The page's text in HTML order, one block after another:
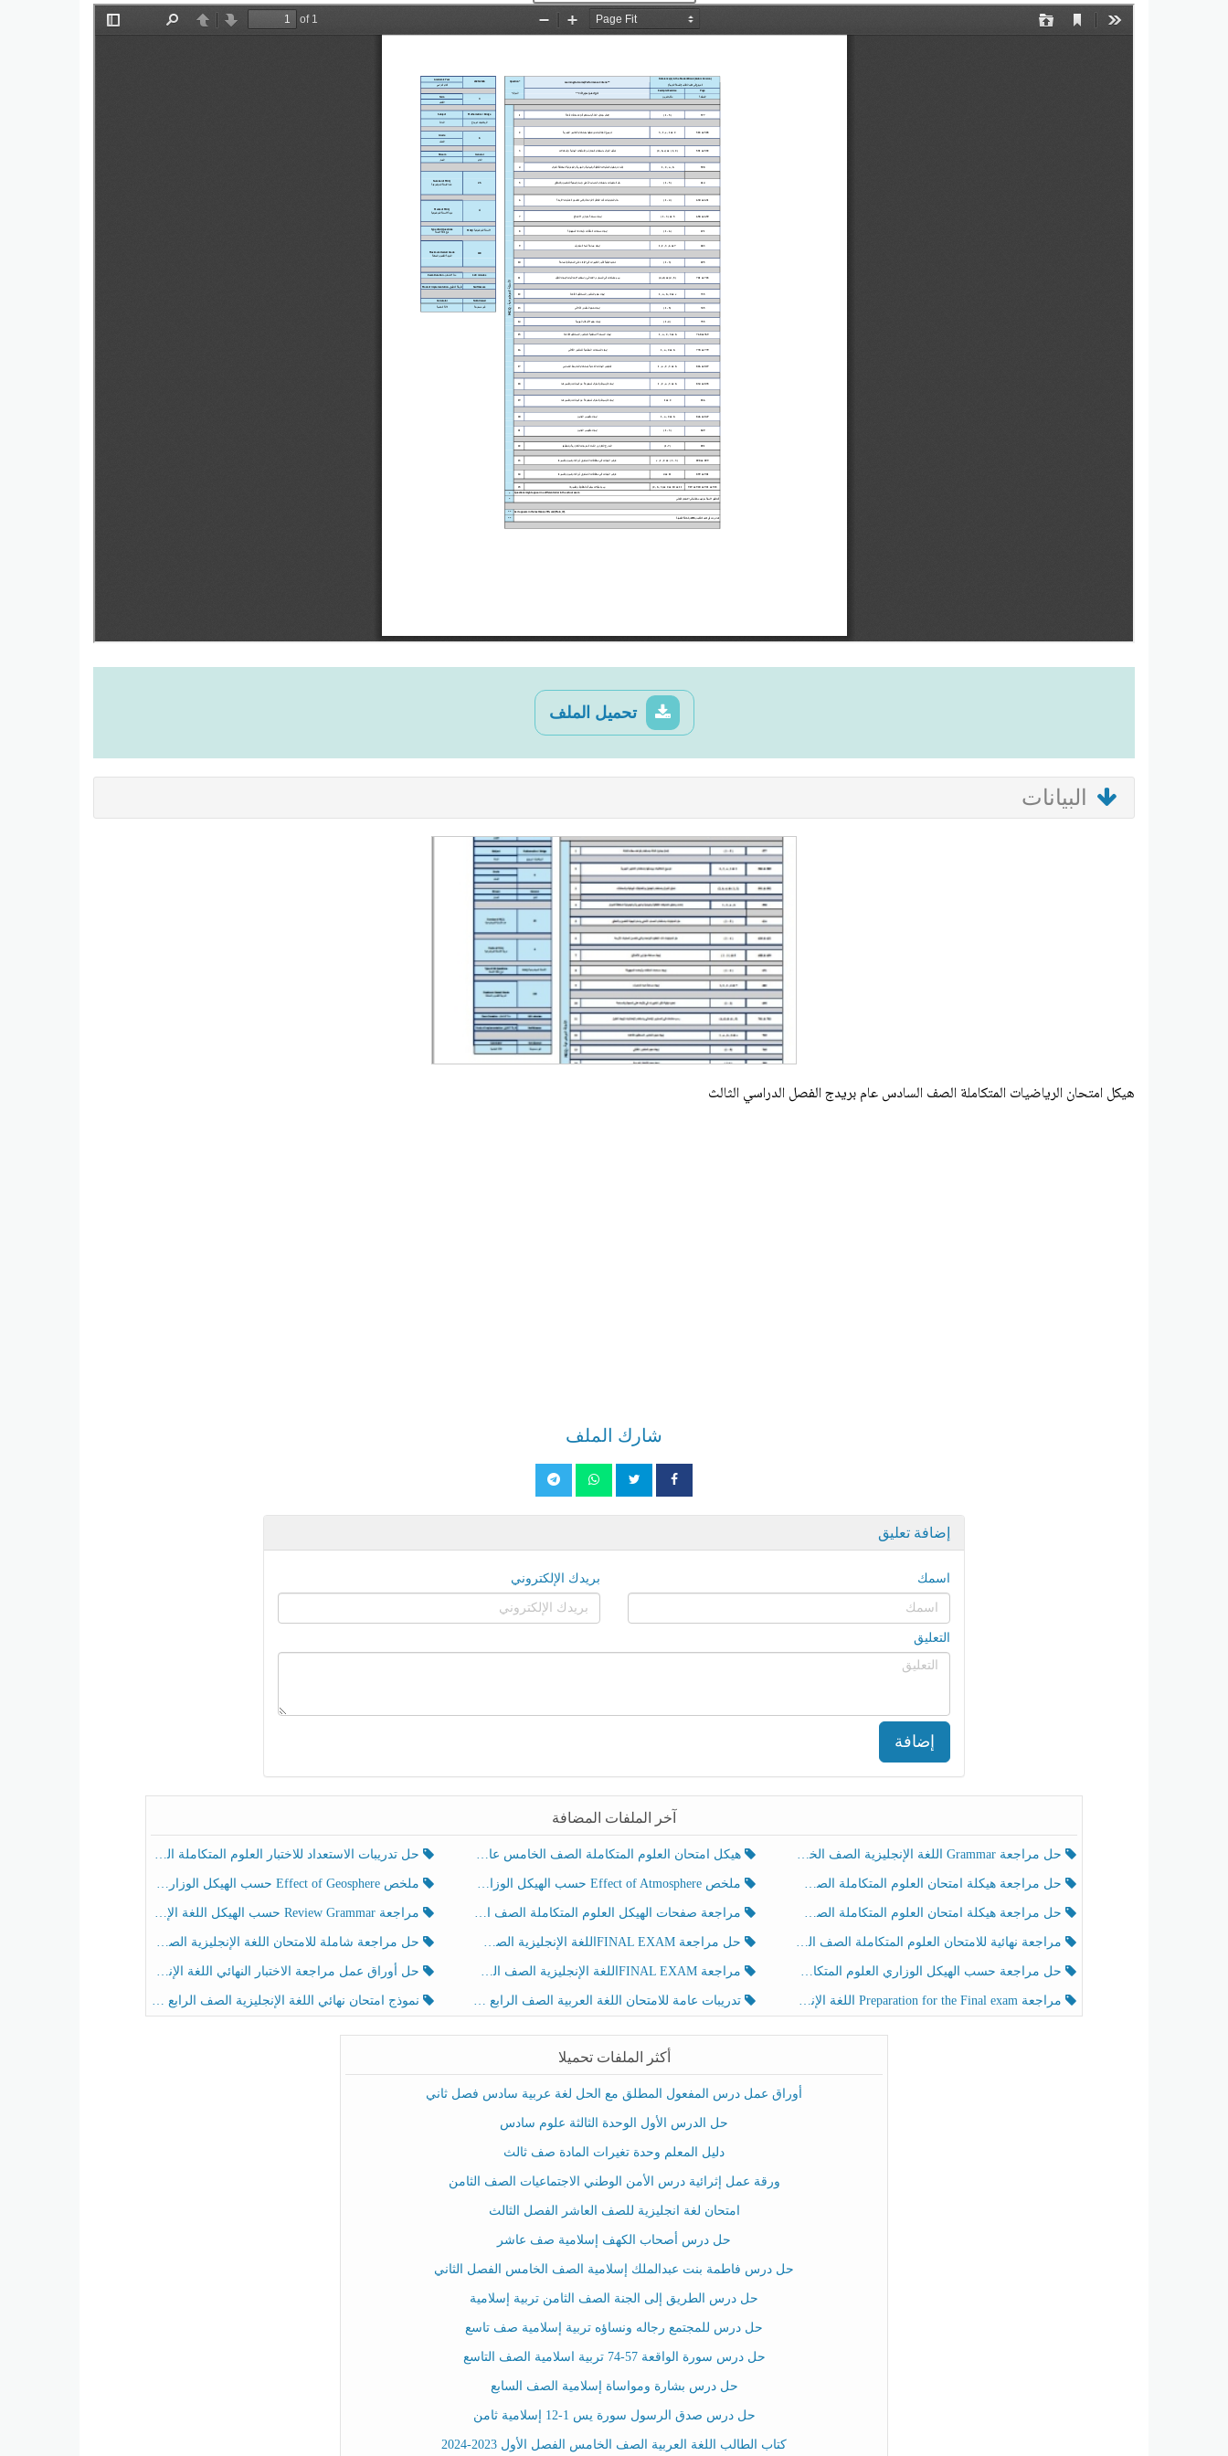
تحميل الملف
البيانات
هيكل امتحان الرياضيات المتكاملة الصف السادس عام بريدج الفصل الدراسي الثالث
شارك الملف
إضافة تعليق
اسمك بريدك الإلكتروني
التعليق
إضافة
آخر الملفات المضافة
حل مراجعة Grammar اللغة الإنجليزية الصف الخامس الفصل الثالث هيكل امتحان العلوم المتكاملة الصف الخامس عام الفصل الدراسي الثالث 2025-2026 حل تدريبات الاستعداد للاختبار العلوم المتكاملة الصف الخامس عام الفصل الثالث
حل مراجعة هيكلة امتحان العلوم المتكاملة الصف الخامس انسبير الفصل الثالث ملخص Effect of Atmosphere حسب الهيكل الوزاري العلوم المتكاملة الصف الخامس انسبير الفصل الثالث ملخص Effect of Geosphere حسب الهيكل الوزاري العلوم المتكاملة الصف الخامس انسبير الفصل الثالث
حل مراجعة هيكلة امتحان العلوم المتكاملة الصف الخامس عام الفصل الثالث مراجعة صفحات الهيكل العلوم المتكاملة الصف الخامس انسبير الفصل الثالث مراجعة Review Grammar حسب الهيكل اللغة الإنجليزية الصف الخامس الفصل الثالث
مراجعة نهائية للامتحان العلوم المتكاملة الصف الخامس انسبير الفصل الثالث حل مراجعة FINAL EXAMاللغة الإنجليزية الصف الخامس الفصل الثالث حل مراجعة شاملة للامتحان اللغة الإنجليزية الصف الخامس الفصل الثالث
حل مراجعة حسب الهيكل الوزاري العلوم المتكاملة الصف الخامس عام الفصل الثالث مراجعة FINAL EXAMاللغة الإنجليزية الصف الخامس الفصل الثالث حل أوراق عمل مراجعة الاختبار النهائي اللغة الإنجليزية الصف الرابع الفصل الثالث
مراجعة Preparation for the Final exam اللغة الإنجليزية الصف الرابع الفصل الثالث تدريبات عامة للامتحان اللغة العربية الصف الرابع الفصل الثالث نموذج امتحان نهائي اللغة الإنجليزية الصف الرابع الفصل الثالث
أكثر الملفات تحميلا
أوراق عمل درس المفعول المطلق مع الحل لغة عربية سادس فصل ثاني
حل الدرس الأول الوحدة الثالثة علوم سادس
دليل المعلم وحدة تغيرات المادة صف ثالث
ورقة عمل إثرائية درس الأمن الوطني الاجتماعيات الصف الثامن
امتحان لغة انجليزية للصف العاشر الفصل الثالث
حل درس أصحاب الكهف إسلامية صف عاشر
حل درس فاطمة بنت عبدالملك إسلامية الصف الخامس الفصل الثاني
حل درس الطريق إلى الجنة الصف الثامن تربية إسلامية
حل درس للمجتمع رجاله ونساؤه تربية إسلامية صف تاسع
حل درس سورة الواقعة 57-74 تربية اسلامية الصف التاسع
حل درس بشارة ومواساة إسلامية الصف السابع
حل درس صدق الرسول سورة يس 1-12 إسلامية ثامن
كتاب الطالب اللغة العربية الصف الخامس الفصل الأول 2023-2024